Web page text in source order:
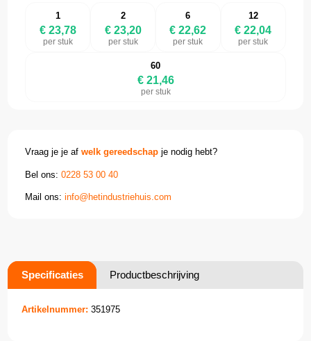
1
€ 23,78
per stuk
2
€ 23,20
per stuk
6
€ 22,62
per stuk
12
€ 22,04
per stuk
60
€ 21,46
per stuk
Vraag je je afwelk gereedschap je nodig hebt?
Bel ons:0228 53 00 40
Mail ons:info@hetindustriehuis.com
Specificaties Productbeschrijving
Artikelnummer: 351975